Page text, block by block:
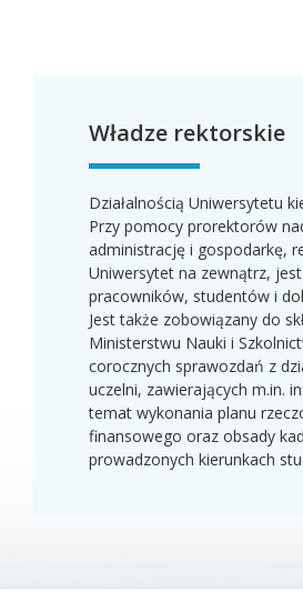
Władze rektorskie
Działalnością Uniwersytetu
Przy pomocy prorektorów
administrację i gospodarkę,
Uniwersytet na zewnątrz,
pracowników, studentów i
Jest także zobowiązany do
Ministerstwu Nauki i
corocznych sprawozdań z
uczelni, zawierających m.in.
temat wykonania planu
finansowego oraz obsady
prowadzonych kierunkach